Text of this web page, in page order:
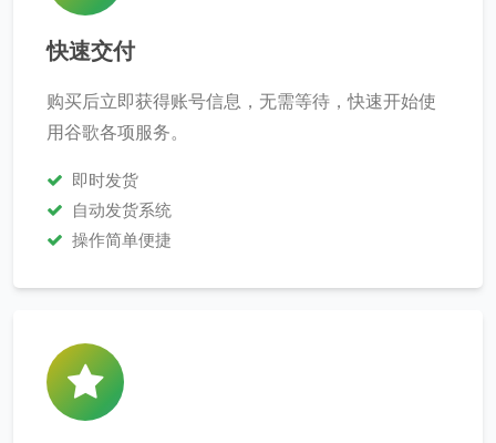
快速交付
购买后立即获得账号信息，无需等待，快速开始使
用谷歌各项服务。
即时发货
自动发货系统
操作简单便捷